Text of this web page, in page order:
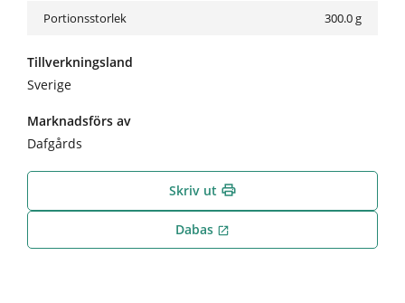
Portionsstorlek 300.0 g
Tillverkningsland
Sverige
Marknadsförs av
Dafgårds
Skriv ut print
Dabas open_in_new